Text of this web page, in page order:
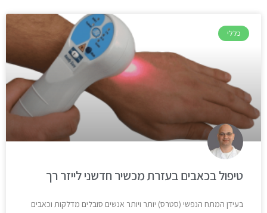
כללי
טיפול בכאבים בעזרת מכשיר חדשני לייזר רך
בעידן המתח הנפשי (סטרס) יותר ויותר אנשים סובלים מדלקות וכאבים